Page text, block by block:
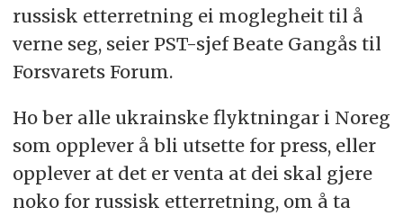
russisk etterretning ei moglegheit til å
verne seg, seier PST-sjef Beate Gangås til
Forsvarets Forum.
Ho ber alle ukrainske flyktningar i Noreg
som opplever å bli utsette for press, eller
opplever at det er venta at dei skal gjere
noko for russisk etterretning, om å ta